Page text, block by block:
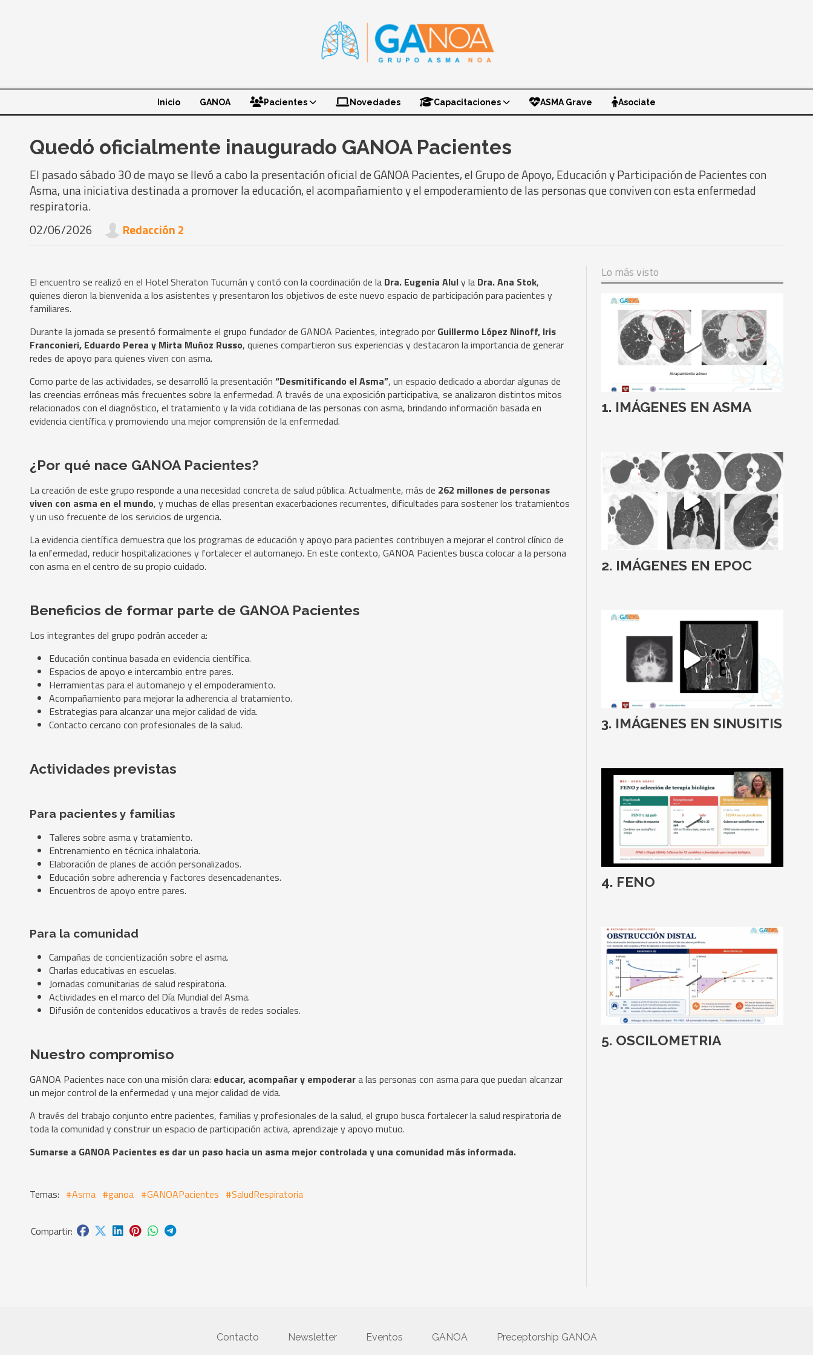
Inicio GANOA Pacientes Novedades Capacitaciones ASMA Grave Asociate
Quedó oficialmente inaugurado GANOA Pacientes
El pasado sábado 30 de mayo se llevó a cabo la presentación oficial de GANOA Pacientes, el Grupo de Apoyo, Educación y Participación de Pacientes con
Asma, una iniciativa destinada a promover la educación, el acompañamiento y el empoderamiento de las personas que conviven con esta enfermedad
respiratoria.
02/06/2026
Redacción 2
El encuentro se realizó en el Hotel Sheraton Tucumán y contó con la coordinación de la Dra. Eugenia Aluly la Dra. Ana Stok,
quienes dieron la bienvenida a los asistentes y presentaron los objetivos de este nuevo espacio de participación para pacientes y
familiares.
Durante la jornada se presentó formalmente el grupo fundador de GANOA Pacientes, integrado por Guillermo López Ninoff, Iris
Franconieri, Eduardo Perea y Mirta Muñoz Russo, quienes compartieron sus experiencias y destacaron la importancia de generar
redes de apoyo para quienes viven con asma.
Como parte de las actividades, se desarrolló la presentación “Desmitificando el Asma”, un espacio dedicado a abordar algunas de
las creencias erróneas más frecuentes sobre la enfermedad. A través de una exposición participativa, se analizaron distintos mitos
relacionados con el diagnóstico, el tratamiento y la vida cotidiana de las personas con asma, brindando información basada en
evidencia científica y promoviendo una mejor comprensión de la enfermedad.
¿Por qué nace GANOA Pacientes?
La creación de este grupo responde a una necesidad concreta de salud pública. Actualmente, más de 262 millones de personas
viven con asma en el mundo, y muchas de ellas presentan exacerbaciones recurrentes, dificultades para sostener los tratamientos
y un uso frecuente de los servicios de urgencia.
La evidencia científica demuestra que los programas de educación y apoyo para pacientes contribuyen a mejorar el control clínico de
la enfermedad, reducir hospitalizaciones y fortalecer el automanejo. En este contexto, GANOA Pacientes busca colocar a la persona
con asma en el centro de su propio cuidado.
Beneficios de formar parte de GANOA Pacientes
Los integrantes del grupo podrán acceder a:
Educación continua basada en evidencia científica.
Espacios de apoyo e intercambio entre pares.
Herramientas para el automanejo y el empoderamiento.
Acompañamiento para mejorar la adherencia al tratamiento.
Estrategias para alcanzar una mejor calidad de vida.
Contacto cercano con profesionales de la salud.
Actividades previstas
Para pacientes y familias
Talleres sobre asma y tratamiento.
Entrenamiento en técnica inhalatoria.
Elaboración de planes de acción personalizados.
Educación sobre adherencia y factores desencadenantes.
Encuentros de apoyo entre pares.
Para la comunidad
Campañas de concientización sobre el asma.
Charlas educativas en escuelas.
Jornadas comunitarias de salud respiratoria.
Actividades en el marco del Día Mundial del Asma.
Difusión de contenidos educativos a través de redes sociales.
Nuestro compromiso
GANOA Pacientes nace con una misión clara: educar, acompañar y empoderara las personas con asma para que puedan alcanzar
un mejor control de la enfermedad y una mejor calidad de vida.
A través del trabajo conjunto entre pacientes, familias y profesionales de la salud, el grupo busca fortalecer la salud respiratoria de
toda la comunidad y construir un espacio de participación activa, aprendizaje y apoyo mutuo.
Sumarse a GANOA Pacientes es dar un paso hacia un asma mejor controlada y una comunidad más informada.
#Asma #ganoa #GANOAPacientes #SaludRespiratoria
Lo más visto
IMÁGENES EN ASMA
IMÁGENES EN EPOC
IMÁGENES EN SINUSITIS
FENO
OSCILOMETRIA
Contacto Newsletter Eventos GANOA Preceptorship GANOA